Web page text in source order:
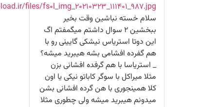
https://uupload.ir/files/fs0l_img_20210323_111401_987.jpg
سلام خسته نباشین وقت بخیر
ببخشین ۲ سوال داشتم میگمفتم اگ
این دوتا استریاس نیشکی گایینی رو با
هم گفرده افشامی بشه هیبرید میشه؟
_ استریاسا با هم گرفده افشانی بزن
مثلا میراکل با سوگر کاباتو نیکی یا اون
کلا همینجوری با هن گرده افشانی بشن
میدونم هیبرید میشه ولی چطوری مثلا